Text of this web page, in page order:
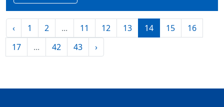
‹ 1 2 ... 11 12 13 14 15
16
17
... 42 43 ›